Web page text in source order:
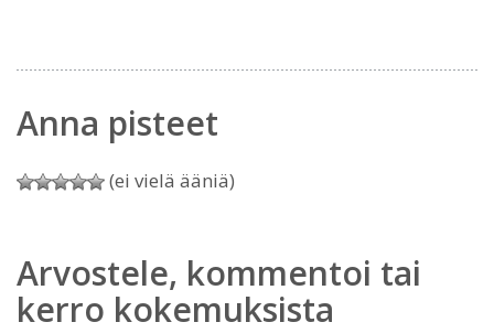
Anna pisteet
(ei vielä ääniä)
Arvostele, kommentoi tai
kerro kokemuksista